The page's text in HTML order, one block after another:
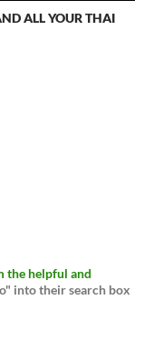
ALL YOUR THAI
the helpful and
into their search box